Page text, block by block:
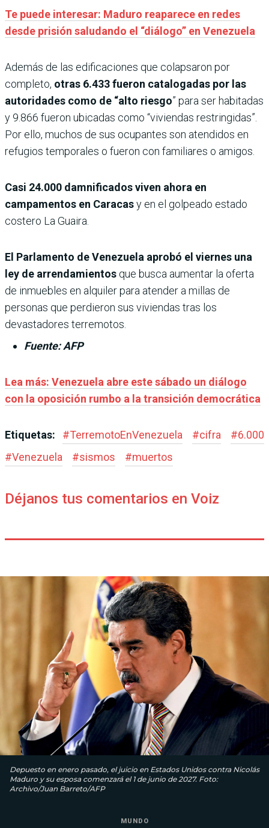
Te puede interesar: Maduro reaparece en redes
desde prisión saludando el “diálogo” en Venezuela
Además de las edificaciones que colapsaron por
completo, otras 6.433 fueron catalogadas por las
autoridades como de “alto riesgo” para ser habitadas
y 9.866 fueron ubicadas como “viviendas restringidas”.
Por ello, muchos de sus ocupantes son atendidos en
refugios temporales o fueron con familiares o amigos.
Casi 24.000 damnificados viven ahora en
campamentos en Caracasy en el golpeado estado
costero La Guaira.
El Parlamento de Venezuela aprobó el viernes una
ley de arrendamientos que busca aumentar la oferta
de inmuebles en alquiler para atender a millas de
personas que perdieron sus viviendas tras los
devastadores terremotos.
Fuente: AFP
Lea más: Venezuela abre este sábado un diálogo
con la oposición rumbo a la transición democrática
Etiquetas: #TerremotoEnVenezuela #cifra #6.000
#Venezuela #sismos #muertos
Déjanos tus comentarios en Voiz
Depuesto en enero pasado, el juicio en Estados Unidos contra Nicolás
Maduro y su esposa comenzará el 1 de junio de 2027. Foto:
Archivo/Juan Barreto/AFP
MUNDO